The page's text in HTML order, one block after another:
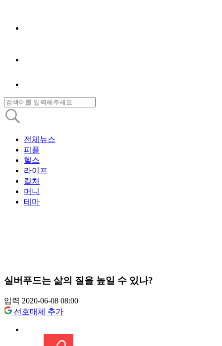
전체뉴스
피플
헬스
라이프
컬처
머니
테마
실버푸드는 삶의 질을 높일 수 있나?
입력 2020-06-08 08:00
선호매체 추가